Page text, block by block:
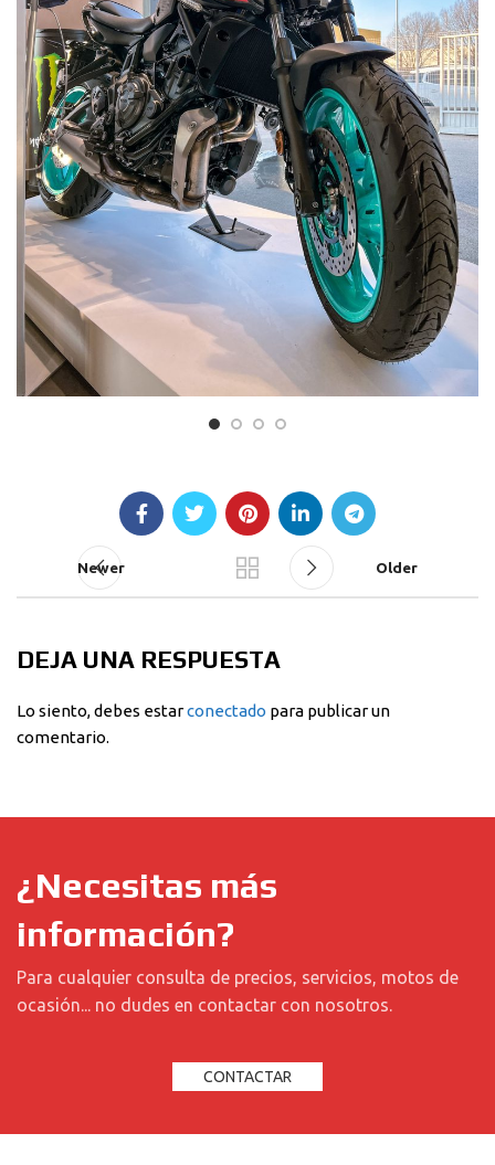
Newer Older
DEJA UNA RESPUESTA
Lo siento, debes estarconectado para publicar un
comentario.
¿Necesitas más
información?
Para cualquier consulta de precios, servicios, motos de
ocasión... no dudes en contactar con nosotros.
CONTACTAR